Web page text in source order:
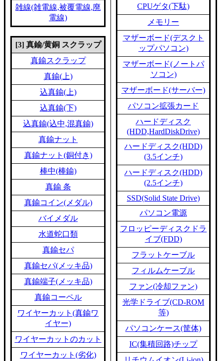
雑線(雑電線,被覆電線,廃
電線)
[3] 真鍮/黄銅 スクラップ
真鍮スクラップ
真鍮(上)
込真鍮(上)
込真鍮(下)
込真鍮(込中,混真鍮)
真鍮ナット
真鍮ナット(銅付き)
棒中(棒鍮)
真鍮 条
真鍮コイン(メダル)
バイメダル
水道蛇口類
真鍮セパ
真鍮セパ(メッキ品)
真鍮端子(メッキ品)
真鍮コーペル
ワイヤーカット(真鍮ワ
イヤー)
ワイヤーカットのカット
ワイヤーカット(劣化)
CPUゲタ(下駄)
メモリー
マザーボード(デスクト
ップパソコン)
マザーボード(ノートパ
ソコン)
マザーボード(サーバー)
パソコン拡張カード
ハードディスク
(HDD,HardDiskDrive)
ハードディスク(HDD)
(3.5インチ)
ハードディスク(HDD)
(2.5インチ)
SSD(Solid State Drive)
パソコン電源
フロッピーディスクドラ
イブ(FDD)
フラットケーブル
フィルムケーブル
ファン(冷却ファン)
光学ドライブ(CD-ROM
等)
パソコンケース(筐体)
IC(集積回路)チップ